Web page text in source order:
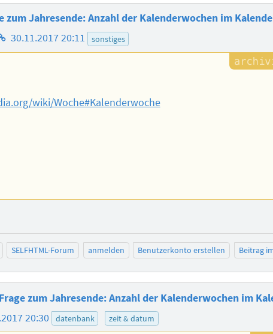
zum Jahresende: Anzahl der Kalenderwochen im
30.11.2017 20:11 sonstiges
wiki/Woche#Kalenderwoche
SELFHTML-Forum anmelden Benutzerkonto erstellen Beitrag
zum Jahresende: Anzahl der Kalenderwochen im
20:30 datenbank zeit & datum